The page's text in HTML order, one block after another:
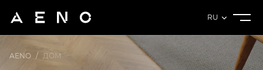
RU
AENO / ДОМ